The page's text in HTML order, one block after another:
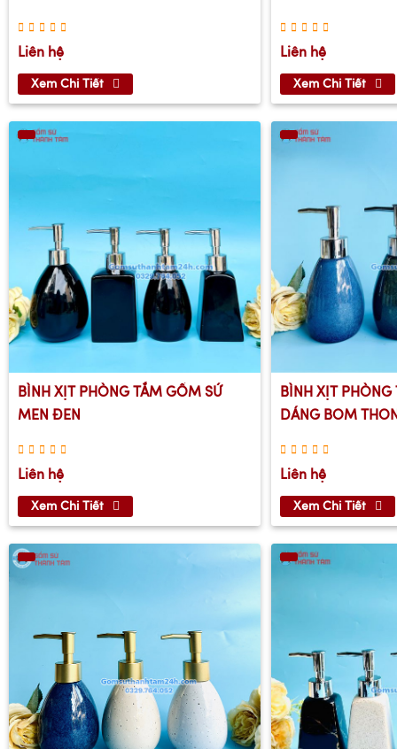
Liên hệ
Xem Chi Tiết
Liên hệ
Xem Chi Tiết
BÌNH XỊT PHÒNG TẮM GỐM SỨ
MEN ĐEN
Liên hệ
Xem Chi Tiết
BÌNH XỊT PHÒNG
DÁNG BOM
Liên hệ
Xem Chi Tiết